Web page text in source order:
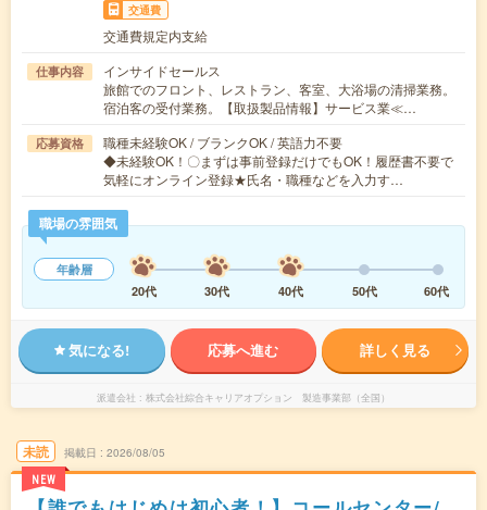
交通費
交通費規定内支給
仕事内容
インサイドセールス
旅館でのフロント、レストラン、客室、大浴場の清掃業務。
宿泊客の受付業務。【取扱製品情報】サービス業≪…
応募資格
職種未経験OK / ブランクOK / 英語力不要
◆未経験OK！〇まずは事前登録だけでもOK！履歴書不要で
気軽にオンライン登録★氏名・職種などを入力す…
職場の雰囲気
年齢層
20代
30代 40代 50代 60代
気になる! 応募へ進む 詳しく見る
派遣会社 株式会社綜合キャリアオプション 製造事業部（全国）
未読
NEW
掲載日 2026/08/05